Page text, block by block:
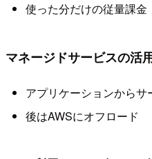
使った分だけの従量課金
マネージドサービスの活
アプリケーションからサ
後はAWSにオフロード